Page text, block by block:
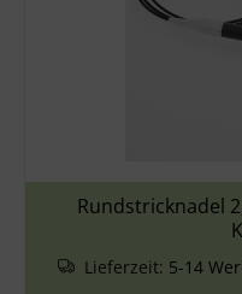
Rundstricknadel
Lieferzeit: 5-14